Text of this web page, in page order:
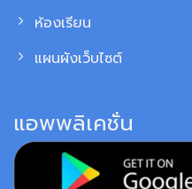
ห้องเรียน
แผนผังเว็บไซต์
แอพพลิเคชั่น